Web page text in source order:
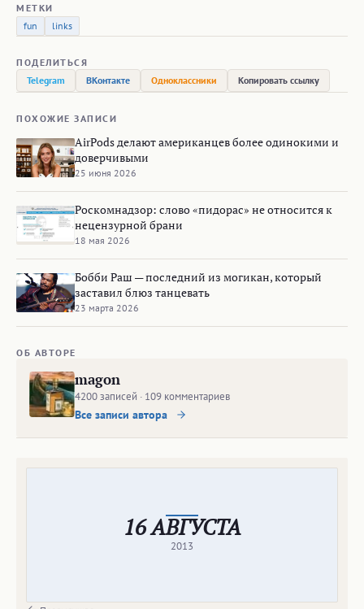
МЕТКИ
fun
links
ПОДЕЛИТЬСЯ
Telegram
ВКонтакте Одноклассники Копировать ссылку
ПОХОЖИЕ ЗАПИСИ
AirPods делают американцев более одинокими и
доверчивыми
25 июня 2026
Роскомнадзор: cлово «пидорас» не относится к
нецензурной брани
18 мая 2026
Бобби Раш — последний из могикан, который
заставил блюз танцевать
23 марта 2026
ОБ АВТОРЕ
magon
4200 записей · 109 комментариев
Все записи автора
16 АВГУСТА
2013